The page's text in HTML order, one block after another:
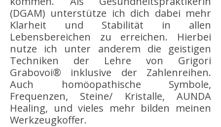
(DGAM) unterstütze ich dich dabei mehr
Klarheit und Stabilität in allen
Lebensbereichen zu erreichen. Hierbei
nutze ich unter anderem die geistigen
Techniken der Lehre von Grigori
Grabovoi® inklusive der Zahlenreihen.
Auch homöopathische Symbole,
Frequenzen, Steine/ Kristalle, AUNDA
Healing, und vieles mehr bilden meinen
Werkzeugkoffer.